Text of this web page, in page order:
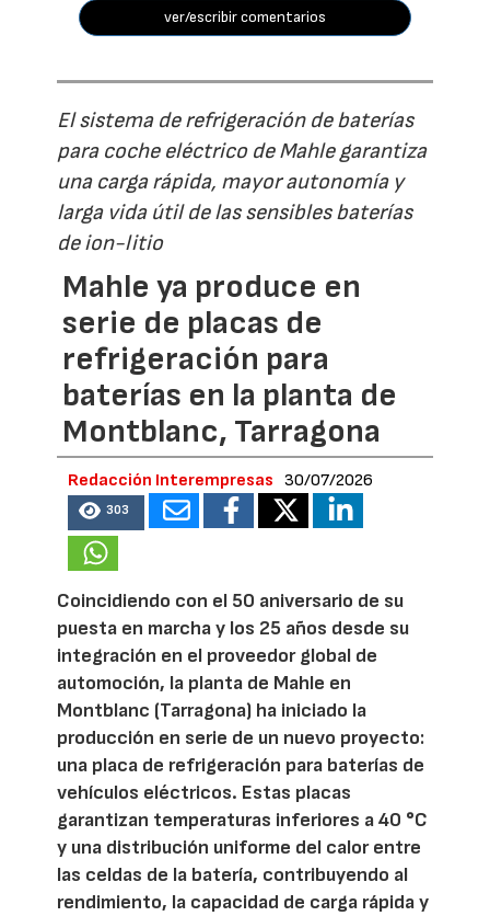
ver/escribir comentarios
El sistema de refrigeración de baterías
para coche eléctrico de Mahle garantiza
una carga rápida, mayor autonomía y
larga vida útil de las sensibles baterías
de ion-litio
Mahle ya produce en
serie de placas de
refrigeración para
baterías en la planta de
Montblanc, Tarragona
Redacción Interempresas 30/07/2026
303
Coincidiendo con el 50 aniversario de su
puesta en marcha y los 25 años desde su
integración en el proveedor global de
automoción, la planta de Mahle en
Montblanc (Tarragona) ha iniciado la
producción en serie de un nuevo proyecto:
una placa de refrigeración para baterías de
vehículos eléctricos. Estas placas
garantizan temperaturas inferiores a 40 °C
y una distribución uniforme del calor entre
las celdas de la batería, contribuyendo al
rendimiento, la capacidad de carga rápida y